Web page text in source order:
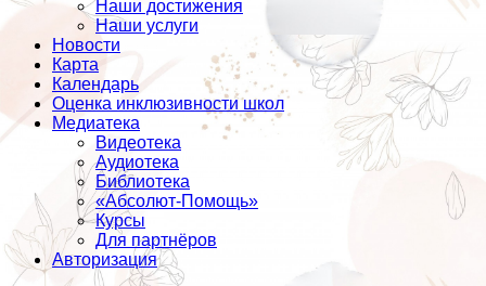
Наши достижения
Наши услуги
Новости
Карта
Календарь
Оценка инклюзивности школ
Медиатека
Видеотека
Аудиотека
Библиотека
«Абсолют-Помощь»
Курсы
Для партнёров
Авторизация